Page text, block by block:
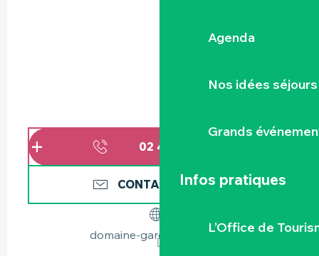
Agenda
Nos idées séjours
Grands
Infos pratiques
L’Office de
02 40 54 75
CONTACTEZ-NOUS
domaine-garenne-lemot.fr